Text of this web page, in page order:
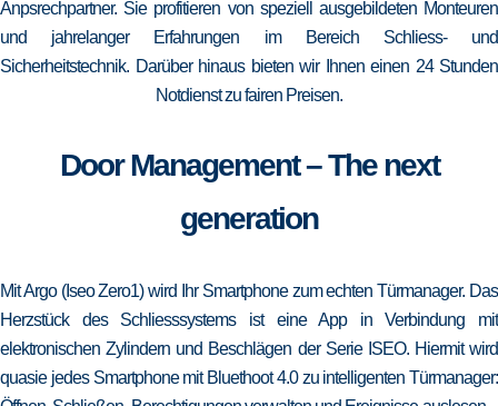
Anpsrechpartner. Sie profitieren von speziell ausgebildeten Monteuren
und jahrelanger Erfahrungen im Bereich Schliess- und
Sicherheitstechnik. Darüber hinaus bieten wir Ihnen einen 24 Stunden
Notdienst zu fairen Preisen.
Door Management – The next
generation
Mit Argo (Iseo Zero1) wird Ihr Smartphone zum echten Türmanager. Das
Herzstück des Schliesssystems ist eine App in Verbindung mit
elektronischen Zylindern und Beschlägen der Serie ISEO. Hiermit wird
quasie jedes Smartphone mit Bluethoot 4.0 zu intelligenten Türmanager: